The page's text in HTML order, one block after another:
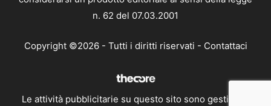
n. 62 del 07.03.2001
Copyright ©2026 - Tutti i diritti riservati - Contattaci
Le attività pubblicitarie su questo sito sono gestite da